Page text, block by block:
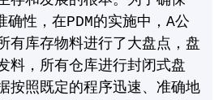
确性，在PDM的实施中，A公
有库存物料进行了大盘点，盘
料，所有仓库进行封闭式盘
按照既定的程序迅速、准确地